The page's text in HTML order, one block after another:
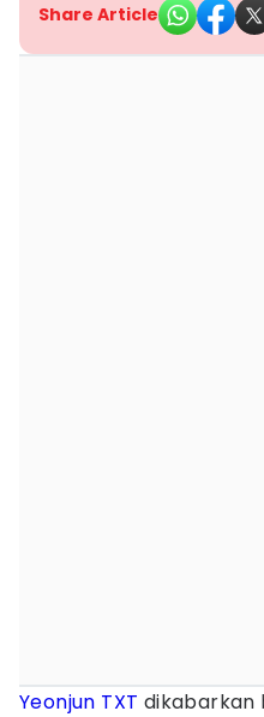
Share Article
Yeonjun TXT dikabarkan